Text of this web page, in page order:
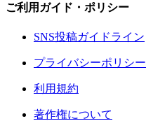
ご利用ガイド・ポリシー
SNS投稿ガイドライン
プライバシーポリシー
利用規約
著作権について